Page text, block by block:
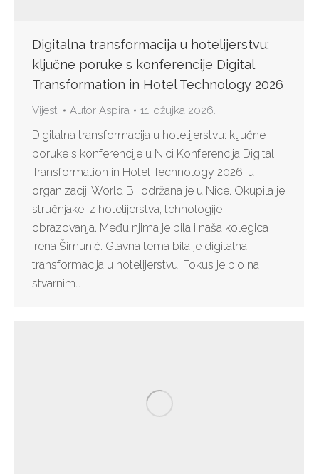
Digitalna transformacija u hotelijerstvu:
ključne poruke s konferencije Digital
Transformation in Hotel Technology 2026
Vijesti Autor Aspira 11. ožujka 2026.
Digitalna transformacija u hotelijerstvu: ključne
poruke s konferencije u Nici Konferencija Digital
Transformation in Hotel Technology 2026, u
organizaciji World BI, održana je u Nice. Okupila je
stručnjake iz hotelijerstva, tehnologije i
obrazovanja. Među njima je bila i naša kolegica
Irena Šimunić. Glavna tema bila je digitalna
transformacija u hotelijerstvu. Fokus je bio na
stvarnim…